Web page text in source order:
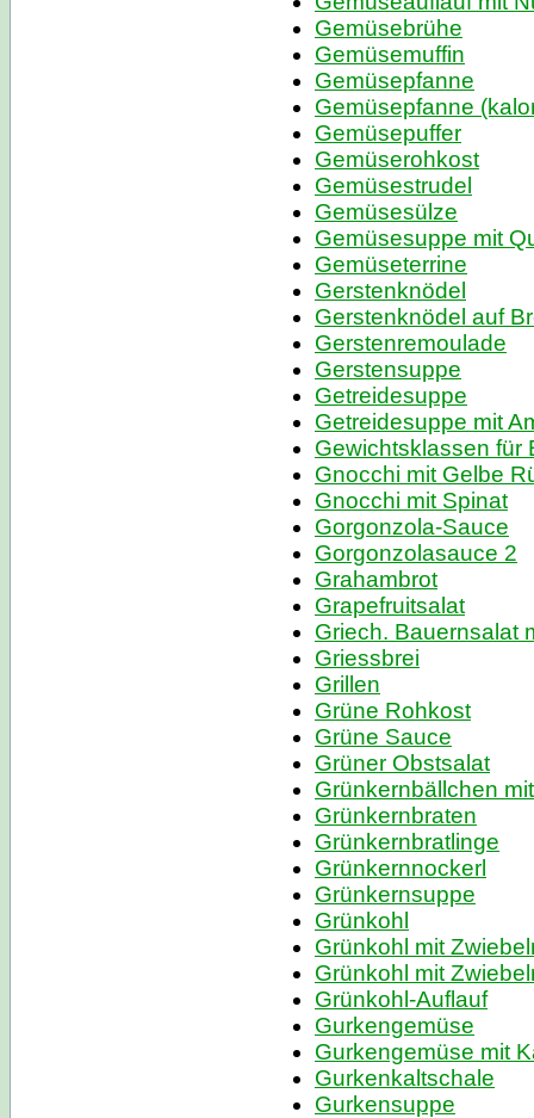
Gemüsebrühe
Gemüsemuffin
Gemüsepfanne
Gemüsepfanne
Gemüsepuffer
Gemüserohkost
Gemüsestrudel
Gemüsesülze
Gemüsesuppe mit
Gemüseterrine
Gerstenknödel
Gerstenknödel auf
Gerstenremoulade
Gerstensuppe
Getreidesuppe
Getreidesuppe mit
Gewichtsklassen für
Gnocchi mit Gelbe
Gnocchi mit Spinat
Gorgonzola-Sauce
Gorgonzolasauce 2
Grahambrot
Grapefruitsalat
Griech. Bauernsalat
Griessbrei
Grillen
Grüne Rohkost
Grüne Sauce
Grüner Obstsalat
Grünkernbällchen
Grünkernbraten
Grünkernbratlinge
Grünkernnockerl
Grünkernsuppe
Grünkohl
Grünkohl mit
Grünkohl mit
Grünkohl-Auflauf
Gurkengemüse
Gurkengemüse mit
Gurkenkaltschale
Gurkensuppe